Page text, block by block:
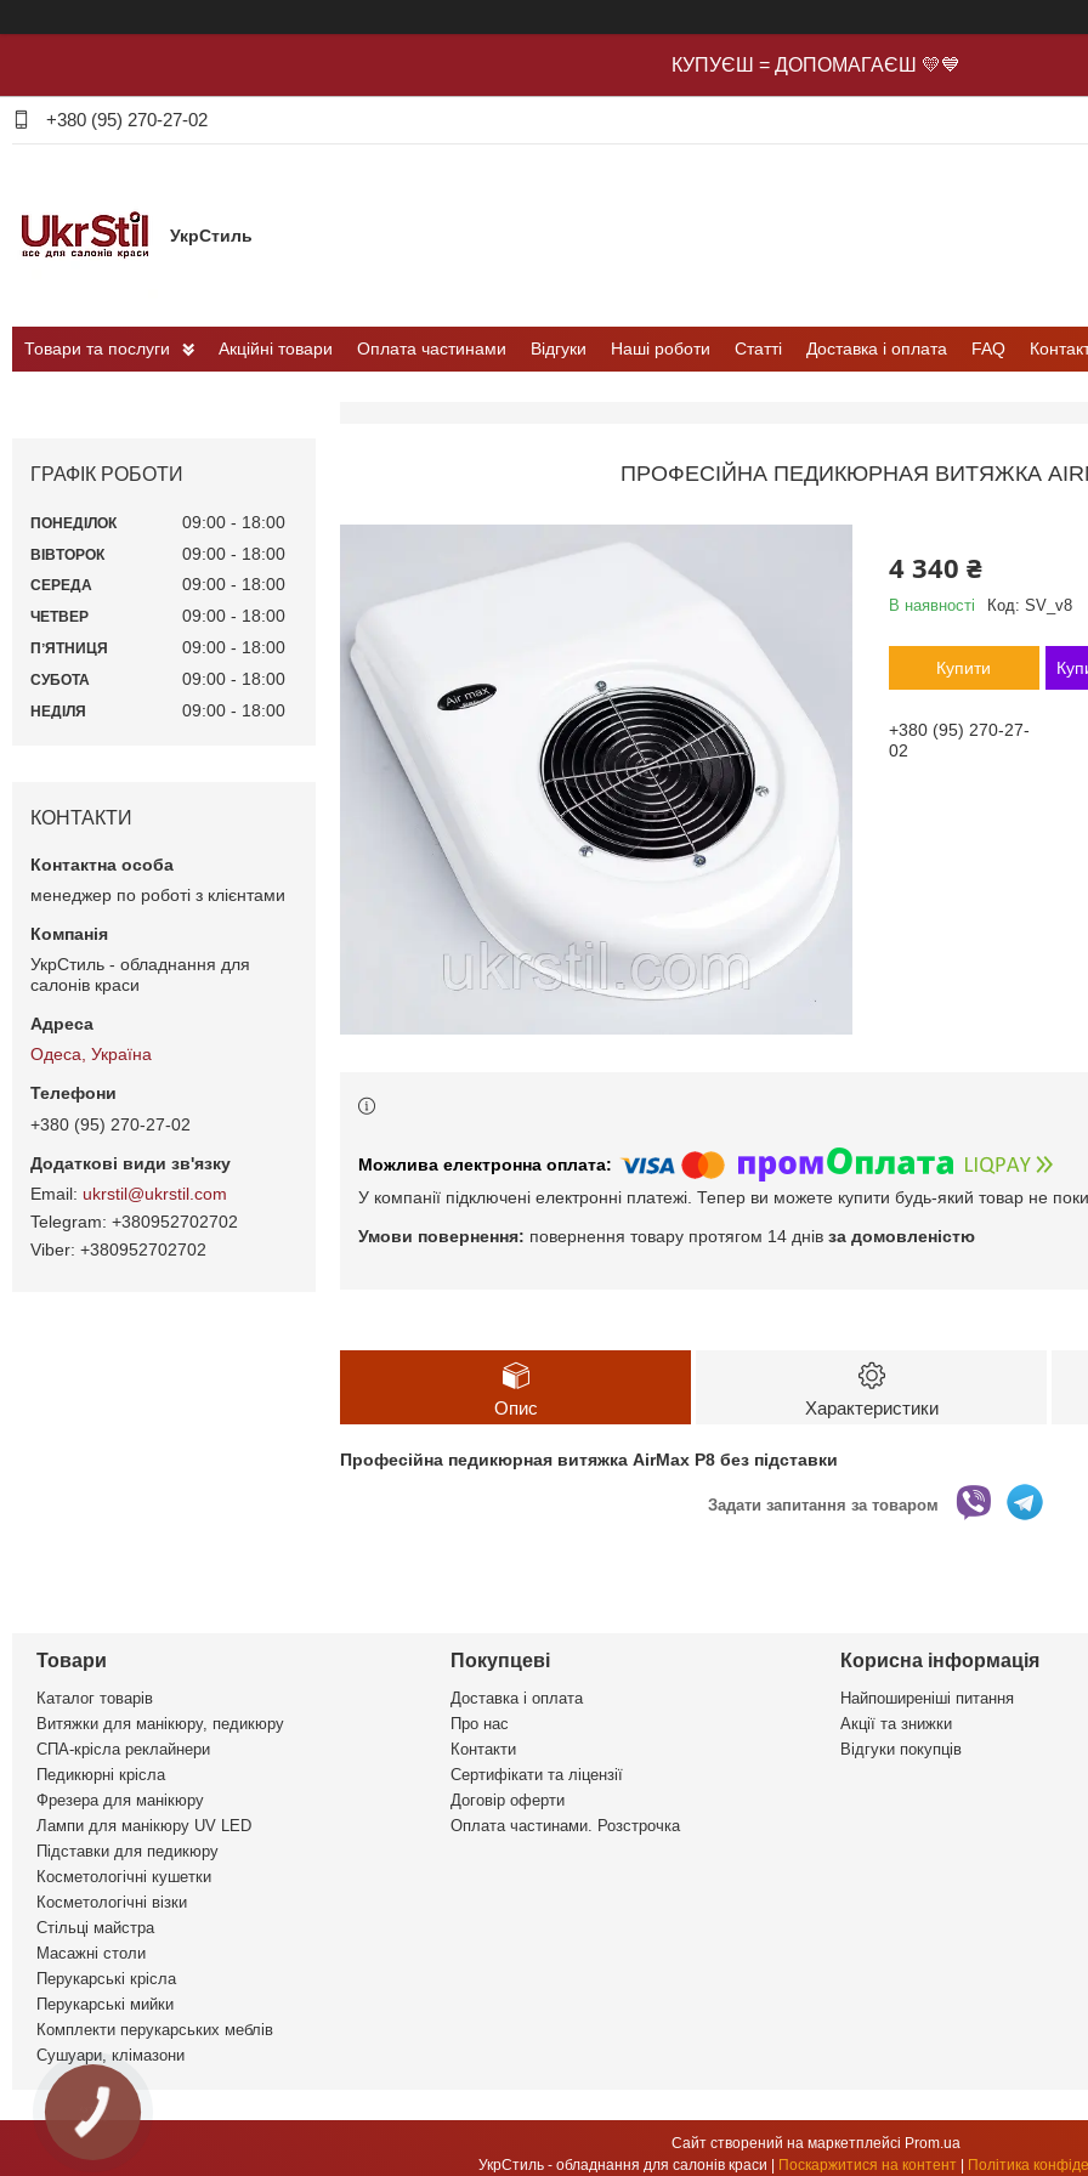
КУПУЄШ = ДОПОМАГАЄШ 💛💙
+380 (95) 270-27-02
УкрСтиль
Товари та послуги Акційні товари Оплата частинами Відгуки Наші роботи Статті Доставка і оплата FAQ
ПРОФЕСІЙНА ПЕДИКЮРНАЯ ВИТЯЖКА
4 340 ₴
В наявності Код: SV_v8
Купити
+380 (95) 270-27-
02
У компанії підключені електронні платежі. Тепер ви можете купити будь-який товар не
повернення товару протягом 14 днів за домовленістю
Опис Характеристики
Професійна педикюрная витяжка AirMax P8 без підставки
Задати запитання за товаром
ГРАФІК РОБОТИ
ПОНЕДІЛОК 09:00 18:00
ВІВТОРОК 09:00 18:00
СЕРЕДА 09:00 18:00
ЧЕТВЕР 09:00 18:00
ПʼЯТНИЦЯ 09:00 18:00
СУБОТА 09:00 18:00
НЕДІЛЯ 09:00 18:00
КОНТАКТИ
менеджер по роботі з клієнтами
УкрСтиль - обладнання для
салонів краси
Одеса, Україна
+380 (95) 270-27-02
ukrstil@ukrstil.com
+380952702702
+380952702702
Товари
Каталог товарів
Витяжки для манікюру, педикюру
СПА-крісла реклайнери
Педикюрні крісла
Фрезера для манікюру
Лампи для манікюру UV LED
Підставки для педикюру
Косметологічні кушетки
Косметологічні візки
Стільці майстра
Масажні столи
Перукарські крісла
Перукарські мийки
Комплекти перукарських меблів
Сушуари, клімазони
Покупцеві
Доставка і оплата
Про нас
Контакти
Сертифікати та ліцензії
Договір оферти
Оплата частинами. Розстрочка
Корисна інформація
Найпоширеніші питання
Акції та знижки
Відгуки покупців
Сайт створений на маркетплейсі Prom.ua
Поскаржитися на контент Політика
КНОПКА
ЗВ'ЯЗКУ